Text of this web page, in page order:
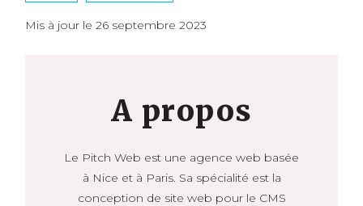
Mis à jour le 26 septembre 2023
A propos
Le Pitch Web est une agence web basée
à Nice et à Paris. Sa spécialité est la
conception de site web pour le CMS